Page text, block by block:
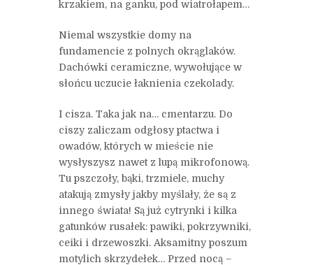
krzakiem, na ganku, pod wiatrołapem…
Niemal wszystkie domy na
fundamencie z polnych okrąglaków.
Dachówki ceramiczne, wywołujące w
słońcu uczucie łaknienia czekolady.
I cisza. Taka jak na… cmentarzu. Do
ciszy zaliczam odgłosy ptactwa i
owadów, których w mieście nie
wysłyszysz nawet z lupą mikrofonową.
Tu pszczoły, bąki, trzmiele, muchy
atakują zmysły jakby myślały, że są z
innego świata! Są już cytrynki i kilka
gatunków rusałek: pawiki, pokrzywniki,
ceiki i drzewoszki. Aksamitny poszum
motylich skrzydełek… Przed nocą –